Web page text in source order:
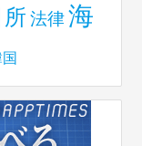
法律 海